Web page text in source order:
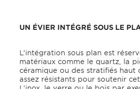
UN ÉVIER INTÉGRÉ SOUS LE
L’intégration sous plan est
matériaux comme le quartz, la
céramique ou des stratifiés haut
assez résistants pour soutenir